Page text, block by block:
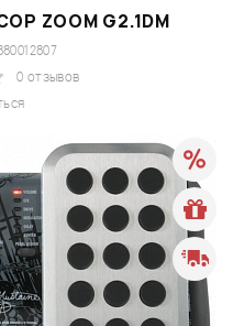
ZOOM G2.1DM
0 отзывов